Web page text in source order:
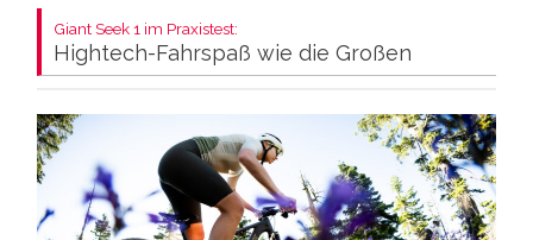
Giant Seek 1 im Praxistest:
Hightech-Fahrspaß wie die Großen